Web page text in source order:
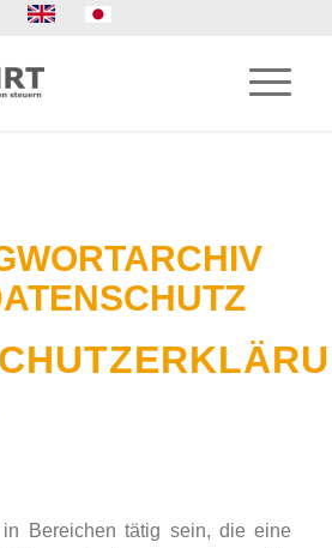
Bereichen tätig sein, die eine